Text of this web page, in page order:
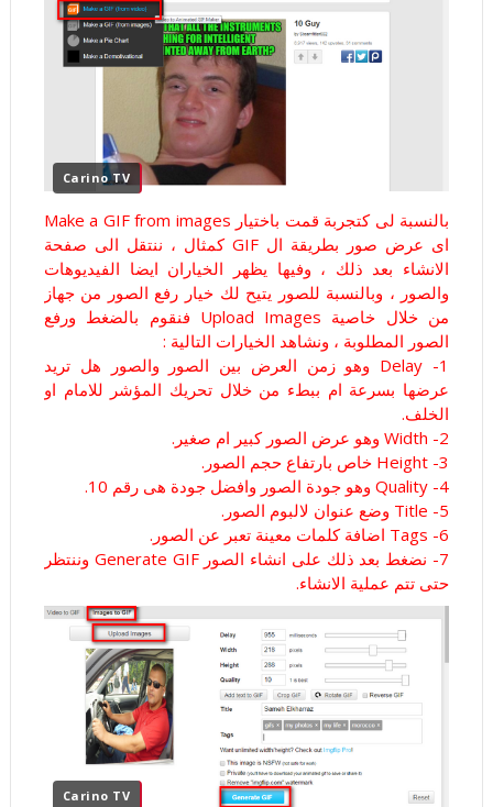
Carino TV
بالنسبة لى كتجربة قمت باختيار Make a GIF from images
اى عرض صور بطريقة ال GIF كمثال ، ننتقل الى صفحة
الانشاء بعد ذلك ، وفيها يظهر الخياران ايضا الفيديوهات
والصور ، وبالنسبة للصور يتيح لك خيار رفع الصور من جهاز
من خلال خاصية Upload Images فنقوم بالضغط ورفع
الصور المطلوبة ، ونشاهد الخيارات التالية :
1- Delay وهو زمن العرض بين الصور والصور هل تريد
عرضها بسرعة ام ببطء من خلال تحريك المؤشر للامام او
الخلف.
2- Width وهو عرض الصور كبير ام صغير.
3- Height خاص بارتفاع حجم الصور.
4- Quality وهو جودة الصور وافضل جودة هى رقم 10.
5- Title وضع عنوان لالبوم الصور.
6- Tags اضافة كلمات معينة تعبر عن الصور.
7- نضغط بعد ذلك على انشاء الصور Generate GIF وننتظر
حتى تتم عملية الانشاء.
Carino TV